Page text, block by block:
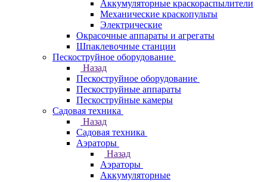
Аккумуляторные краскораспылители
Механические краскопульты
Электрические
Окрасочные аппараты и агрегаты
Шпаклевочные станции
Пескоструйное оборудование
Назад
Пескоструйное оборудование
Пескоструйные аппараты
Пескоструйные камеры
Садовая техника
Назад
Садовая техника
Аэраторы
Назад
Аэраторы
Аккумуляторные